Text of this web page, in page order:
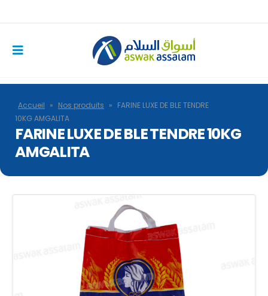
Accueil » Nos produits » FARINE LUXE DE BLE TENDRE
10KG AMGALITA
FARINE LUXE DE BLE TENDRE 10KG
AMGALITA